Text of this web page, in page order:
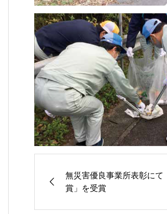
無災害優良事業所表彰にて
賞」を受賞